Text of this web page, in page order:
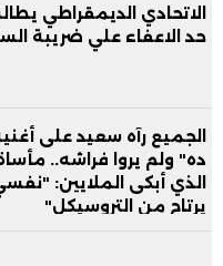
الاتحادي الديمقراطي
حد الاعفاء علي ضريبة
الجميع رآه سعيد على
ده" ولم يروا فراشه..
الذي أبكى الملايين:
يرتاح من التروسيكل"